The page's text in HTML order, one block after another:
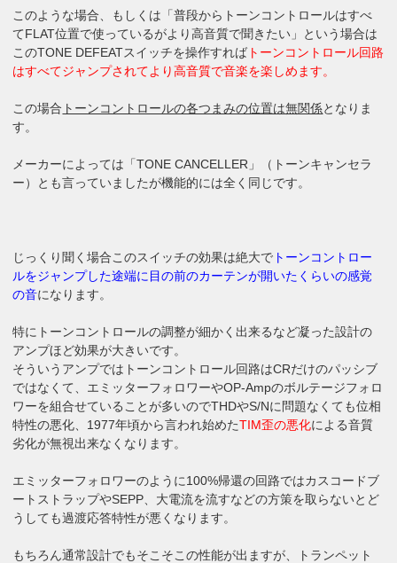
このような場合、もしくは「普段からトーンコントロールはすべ
てFLAT位置で使っているがより高音質で聞きたい」という場合は
このTONE DEFEATスイッチを操作すれば トーンコントロール回路
はすべてジャンプされてより高音質で音楽を楽しめます。
この場合 トーンコントロールの各つまみの位置は無関係となりま
す。
メーカーによっては「TONE CANCELLER」（トーンキャンセラ
ー）とも言っていましたが機能的には全く同じです。
じっくり聞く場合このスイッチの効果は絶大で トーンコントロー
ルをジャンプした途端に目の前のカーテンが開いたくらいの感覚
の音になります。
特にトーンコントロールの調整が細かく出来るなど凝った設計の
アンプほど効果が大きいです。
そういうアンプではトーンコントロール回路はCRだけのパッシブ
ではなくて、エミッターフォロワーやOP-Ampのボルテージフォロ
ワーを組合せていることが多いのでTHDやS/Nに問題なくても位相
特性の悪化、1977年頃から言われ始めたTIM歪の悪化による音質
劣化が無視出来なくなります。
エミッターフォロワーのように100%帰還の回路ではカスコードブ
ートストラップやSEPP、大電流を流すなどの方策を取らないとど
うしても過渡応答特性が悪くなります。
もちろん通常設計でもそこそこの性能が出ますが、トランペット